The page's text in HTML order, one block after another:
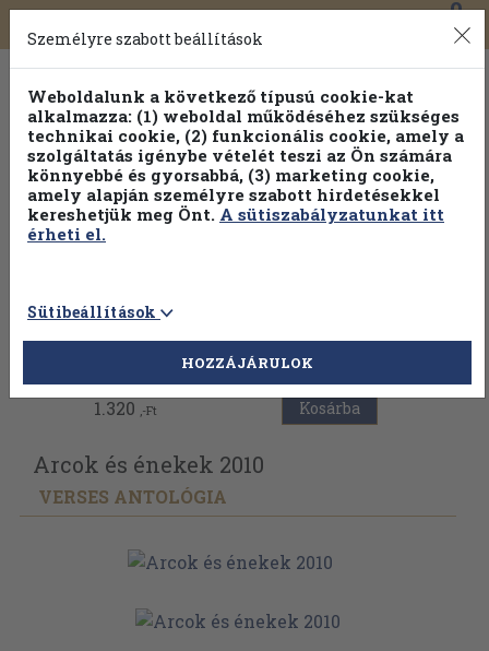
Toggle
navigation
0
Válogasson több mint 1.000.000 kiadványunk közül
100% kedvezménnyel!
Vissza az előző oldalra
1.320 ,-Ft Kosárba
Arcok és énekek 2010
VERSES ANTOLÓGIA
Személyre szabott beállítások
Weboldalunk a következő típusú cookie-kat
alkalmazza: (1) weboldal működéséhez szükséges
technikai cookie, (2) funkcionális cookie, amely a
szolgáltatás igénybe vételét teszi az Ön számára
könnyebbé és gyorsabbá, (3) marketing cookie,
amely alapján személyre szabott hirdetésekkel
kereshetjük meg Önt. A sütiszabályzatunkat itt
érheti el.
Sütibeállítások
HOZZÁJÁRULOK